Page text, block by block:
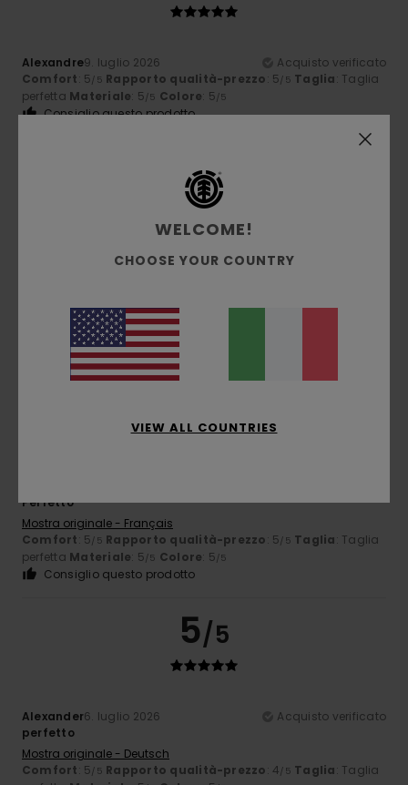
Alexandre9. luglio 2026
Acquisto verificato
Comfort: 5/5 Rapporto qualità-prezzo: 5/5 Taglia: Taglia
perfetta Materiale: 5/5 Colore: 5/5
Consiglio questo prodotto
5/5
9. luglio 2026
Acquisto verificato
Comfort: 5/5 Rapporto qualità-prezzo Taglia: Taglia
Materiale: 5/5 Colore
Consiglio questo prodotto
Perfetto
Mostra originale - Français
Comfort: 5/5 Rapporto qualità-prezzo: 5/5 Taglia: Taglia
perfetta Materiale: 5/5 Colore: 5/5
Consiglio questo prodotto
5/5
Alexander6. luglio 2026
Acquisto verificato
perfetto
Mostra originale - Deutsch
Comfort: 5/5 Rapporto qualità-prezzo: 4/5 Taglia: Taglia
WELCOME!
CHOOSE YOUR COUNTRY
VIEW ALL COUNTRIES